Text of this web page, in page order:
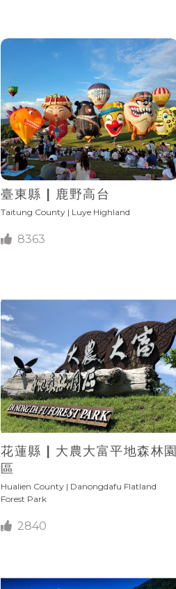
臺東縣 | 鹿野高台
Taitung County | Luye Highland
8363
花蓮縣 | 大農大富平地森林園
區
Hualien County | Danongdafu Flatland
Forest Park
2840